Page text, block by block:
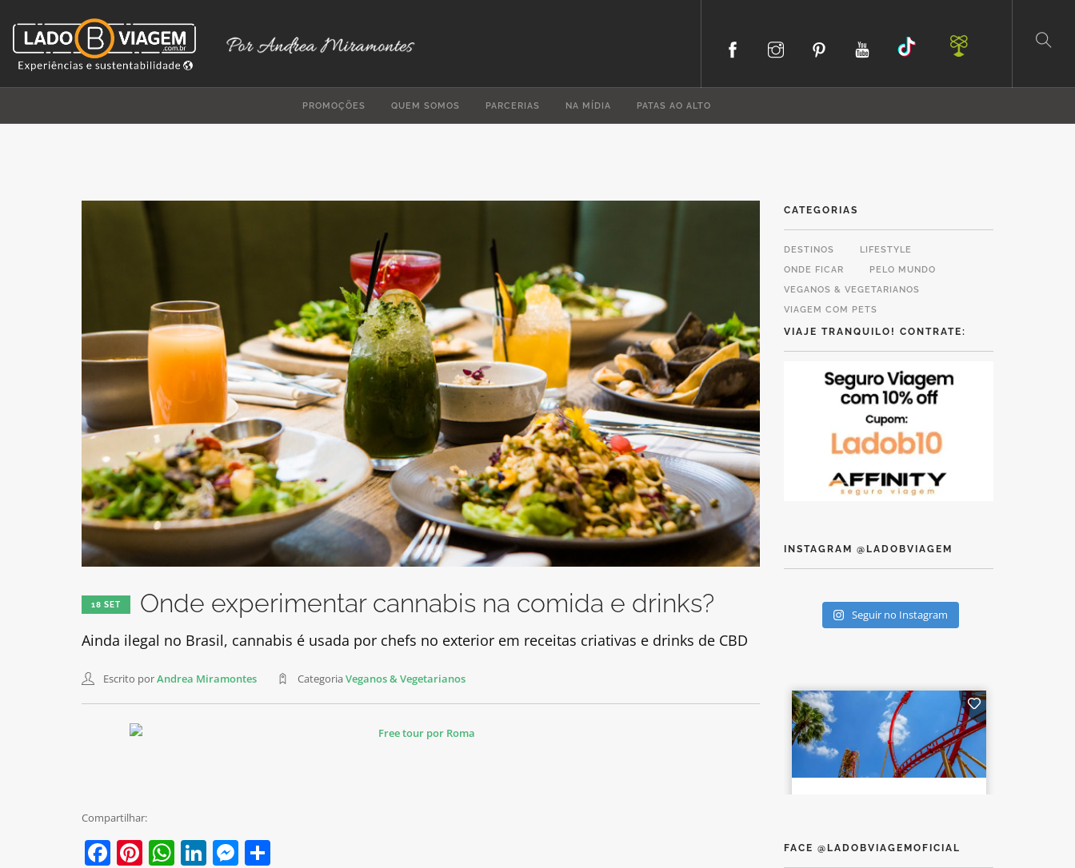
PROMOÇÕES QUEM SOMOS PARCERIAS NA MÍDIA PATAS AO ALTO
18 SET Onde experimentar cannabis na comida e drinks?
Ainda ilegal no Brasil, cannabis é usada por chefs no exterior em receitas criativas e drinks de CBD
Escrito porAndrea Miramontes Categoria Veganos & Vegetarianos
Compartilhar:
Facebook
Pinterest
WhatsApp
LinkedIn
Messenger
CATEGORIAS
DESTINOS
LIFESTYLE
ONDE FICAR
PELO MUNDO
VEGANOS & VEGETARIANOS
VIAGEM COM PETS
VIAJE TRANQUILO! CONTRATE:
INSTAGRAM @LADOBVIAGEM
Seguir no Instagram
FACE @LADOBVIAGEMOFICIAL